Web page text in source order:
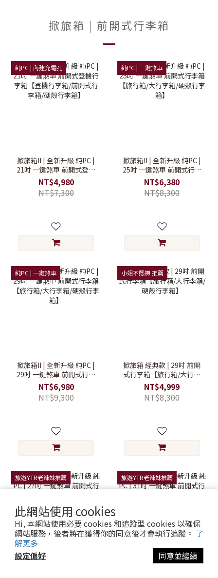
此網站使用 cookies
Hi, 本網站使用必要 cookies 和追蹤型 cookies 以確保
網站服務，後者將在獲得你的同意後才會執行追蹤。 了
解更多
設定偏好
同意並繼續
掀旅箱 | 前開式行李箱
純PC | 內建充電孔
掀旅箱II | 全新升級 純PC |
21吋 一鍵煞車 前開式登機
行李箱【登機行李箱/前開
式行李箱/硬殼行李箱】
NT$4,980
NT$7,300
純PC | 一鍵煞車
掀旅箱II | 全新升級 純PC |
25吋 一鍵煞車 前開式行李
箱【旅行箱/大行李箱/硬殼
行李箱】
NT$6,380
NT$8,300
純PC | 一鍵煞車
掀旅箱II | 全新升級 純PC |
29吋 一鍵煞車 前開式行李
箱【旅行箱/大行李箱/硬殼
行李箱】
NT$6,980
NT$9,300
小姐不熙娣 推薦
掀旅箱 經典款 | 29吋 前開
式行李箱【旅行箱/大行李
箱/硬殼行李箱】
NT$4,999
NT$8,300
旅遊YTR老辣妹推薦 旅遊YTR老辣妹推薦